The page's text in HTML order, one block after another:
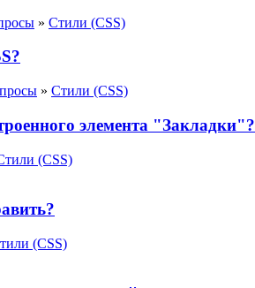
» Стили (CSS)
» Стили (CSS)
элемента "Закладки"?
(CSS)
(CSS)